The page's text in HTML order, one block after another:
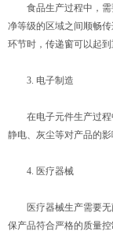
食品生产过程中，需
净等级的区域之间顺畅
环节时，传递窗可以起到
3. 电子制造
在电子元件生产过程
静电、灰尘等对产品的影
4. 医疗器械
医疗器械生产需要无
保产品符合严格的质量控